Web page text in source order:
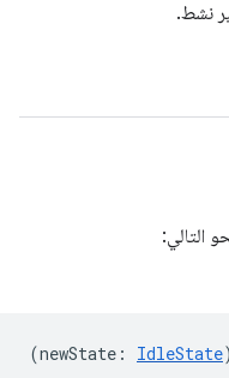
نشط.
التالي:
(newState : IdleState